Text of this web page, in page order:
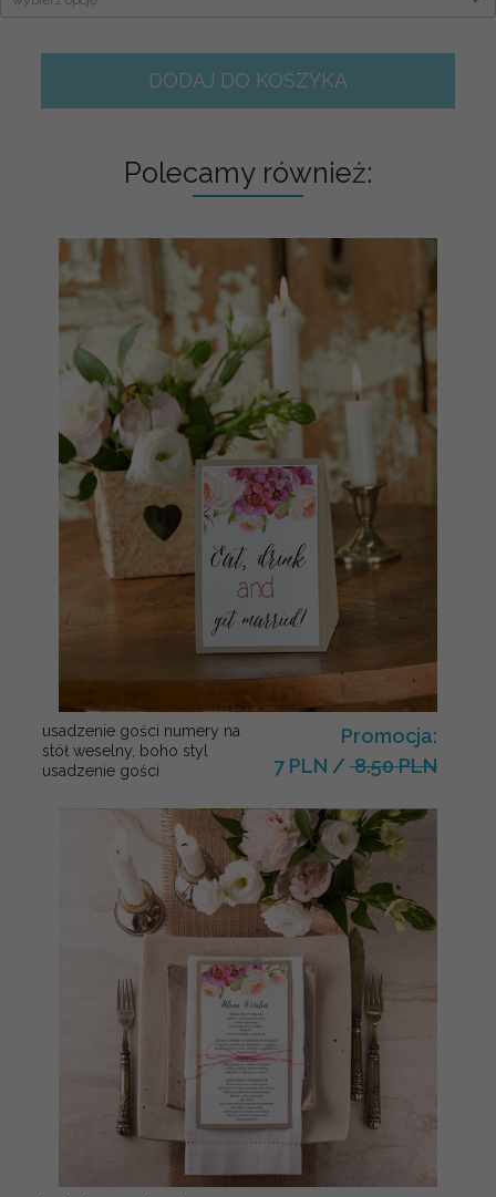
DODAJ DO KOSZYKA
Polecamy również:
usadzenie gości numery na
stół weselny, boho styl
usadzenie gości
Promocja:
7 PLN / 8.50 PLN